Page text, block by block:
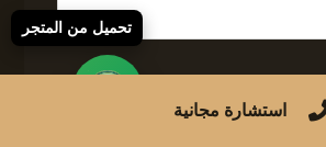
استشارة مجانية
تحميل من المتجر